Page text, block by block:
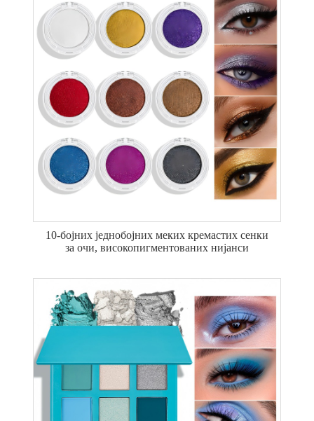
10-бојних једнобојних меких кремастих сенки
за очи, високопигментованих нијанси